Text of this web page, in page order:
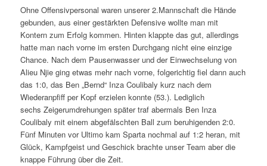
Ohne Offensivpersonal waren unserer 2.Mannschaft die Hände
gebunden, aus einer gestärkten Defensive wollte man mit
Kontern zum Erfolg kommen. Hinten klappte das gut, allerdings
hatte man nach vorne im ersten Durchgang nicht eine einzige
Chance. Nach dem Pausenwasser und der Einwechselung von
Alieu Njie ging etwas mehr nach vorne, folgerichtig fiel dann auch
das 1:0, das Ben „Bernd“ Inza Coulibaly kurz nach dem
Wiederanpfiff per Kopf erzielen konnte (53.). Lediglich
sechs Zeigerumdrehungen später traf abermals Ben Inza
Coulibaly mit einem abgefälschten Ball zum beruhigenden 2:0.
Fünf Minuten vor Ultimo kam Sparta nochmal auf 1:2 heran, mit
Glück, Kampfgeist und Geschick brachte unser Team aber die
knappe Führung über die Zeit.